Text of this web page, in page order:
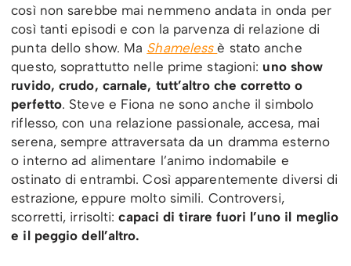
così non sarebbe mai nemmeno andata in onda per
così tanti episodi e con la parvenza di relazione di
punta dello show. Ma Shamelessè stato anche
questo, soprattutto nelle prime stagioni: uno show
ruvido, crudo, carnale, tutt’altro che corretto o
perfetto. Steve e Fiona ne sono anche il simbolo
riflesso, con una relazione passionale, accesa, mai
serena, sempre attraversata da un dramma esterno
o interno ad alimentare l’animo indomabile e
ostinato di entrambi. Così apparentemente diversi di
estrazione, eppure molto simili. Controversi,
scorretti, irrisolti: capaci di tirare fuori l’uno il meglio
e il peggio dell’altro.